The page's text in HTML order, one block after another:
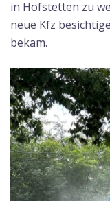
in Hofstetten zu
neue Kfz
bekam.